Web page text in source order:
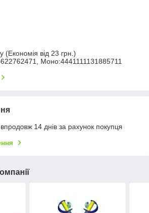
(Економія від 23 грн.)
Моно:4441111131885711
14 днів за рахунок покупця